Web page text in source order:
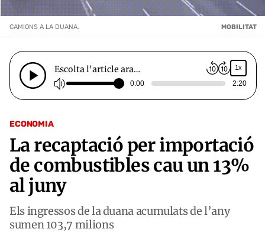
ECONOMIA
La recaptació per importació
de combustibles cau un 13%
al juny
Els ingressos de la duana acumulats de l’any
sumen 103,7 milions
CAMIONS A LA DUANA. MOBILITAT
Escolta l'article ara… 1x
0:00 2:20